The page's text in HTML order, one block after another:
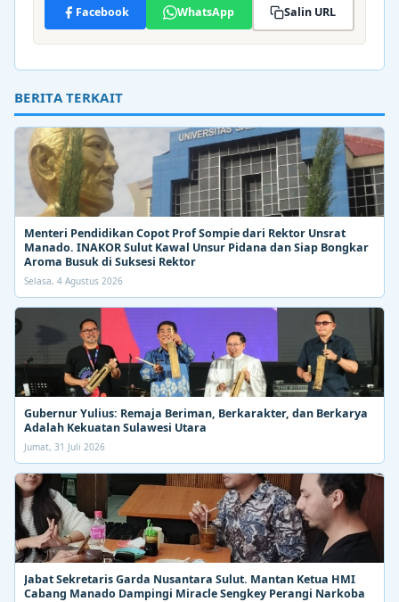
Facebook WhatsApp Salin URL
BERITA TERKAIT
Menteri Pendidikan Copot Prof Sompie dari Rektor Unsrat
Manado. INAKOR Sulut Kawal Unsur Pidana dan Siap Bongkar
Aroma Busuk di Suksesi Rektor
Selasa, 4 Agustus 2026
Gubernur Yulius: Remaja Beriman, Berkarakter, dan Berkarya
Adalah Kekuatan Sulawesi Utara
Jumat, 31 Juli 2026
Jabat Sekretaris Garda Nusantara Sulut. Mantan Ketua HMI
Cabang Manado Dampingi Miracle Sengkey Perangi Narkoba